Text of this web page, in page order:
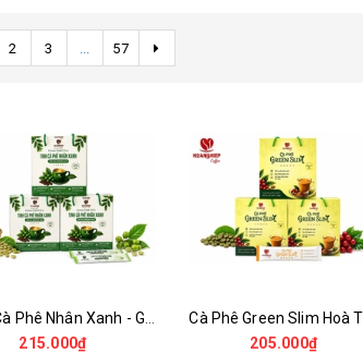
2 3 ... 57
215.000₫
205.000₫